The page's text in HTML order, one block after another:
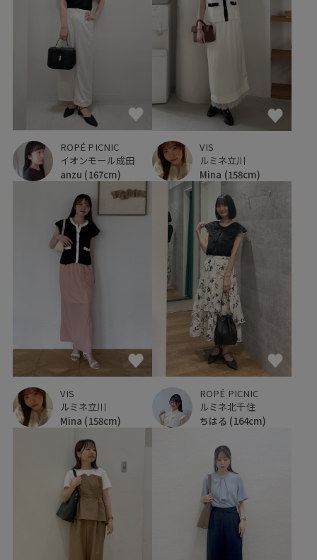
ROPÉ PICNIC
イオンモール成田
anzu (167cm)
VIS
ルミネ立川
Mina (158cm)
VIS
ルミネ立川
Mina (158cm)
ROPÉ PICNIC
ルミネ北千住
ちはる (164cm)